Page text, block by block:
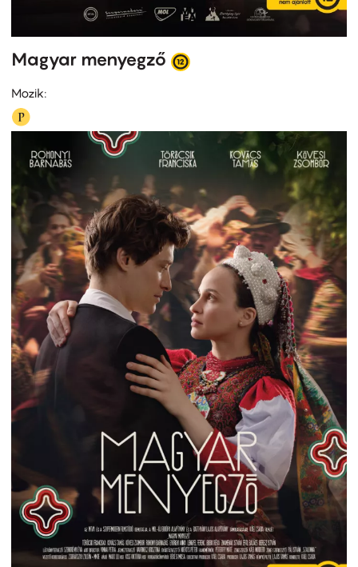
Magyar menyegző
Mozik: